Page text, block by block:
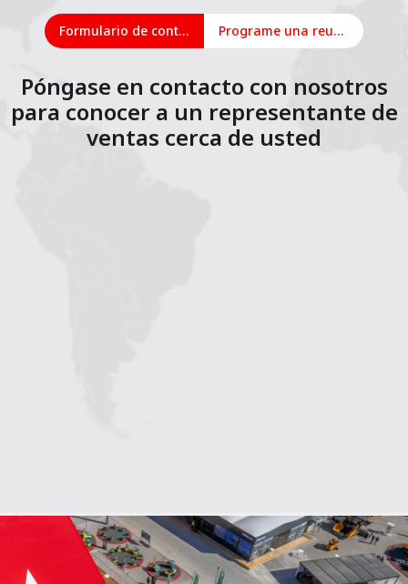
Formulario de contacto Programe una reunión en línea
Póngase en contacto con nosotros
para conocer a un representante de
ventas cerca de usted